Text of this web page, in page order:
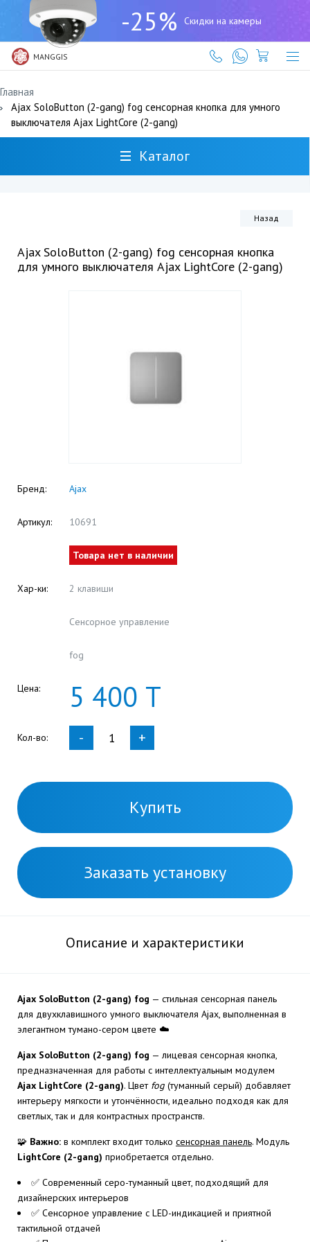
-25% Скидки на камеры
MANGGIS
(727)
317-
61-
61
Главная
Ajax SoloButton (2-gang) fog сенсорная кнопка для умного
выключателя Ajax LightCore (2-gang)
Каталог
Назад
Ajax SoloButton (2-gang) fog сенсорная кнопка
для умного выключателя Ajax LightCore (2-gang)
Бренд: Ajax
Артикул: 10691
Товара нет в наличии
Хар-ки: 2 клавиши
Сенсорное управление
fog
Цена: 5 400 Т
Кол-во: - +
Купить
Заказать установку
Описание и характеристики
Ajax SoloButton (2-gang) fog — стильная сенсорная панель
для двухклавишного умного выключателя Ajax, выполненная в
элегантном тумано-сером цвете ☁️
Ajax SoloButton (2-gang) fog — лицевая сенсорная кнопка,
предназначенная для работы с интеллектуальным модулем
Ajax LightCore (2-gang). Цвет fog (туманный серый) добавляет
интерьеру мягкости и утончённости, идеально подходя как для
светлых, так и для контрастных пространств.
🧩 Важно: в комплект входит только сенсорная панель. Модуль
LightCore (2-gang) приобретается отдельно.
✅ Современный серо-туманный цвет, подходящий для
дизайнерских интерьеров
✅ Сенсорное управление с LED-индикацией и приятной
тактильной отдачей